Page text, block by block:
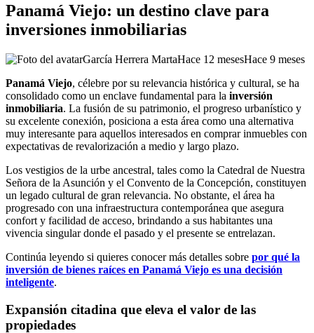
Panamá Viejo: un destino clave para
inversiones inmobiliarias
García Herrera MartaHace 12 mesesHace 9 meses
Panamá Viejo, célebre por su relevancia histórica y cultural, se ha
consolidado como un enclave fundamental para la inversión
inmobiliaria. La fusión de su patrimonio, el progreso urbanístico y
su excelente conexión, posiciona a esta área como una alternativa
muy interesante para aquellos interesados en comprar inmuebles con
expectativas de revalorización a medio y largo plazo.
Los vestigios de la urbe ancestral, tales como la Catedral de Nuestra
Señora de la Asunción y el Convento de la Concepción, constituyen
un legado cultural de gran relevancia. No obstante, el área ha
progresado con una infraestructura contemporánea que asegura
confort y facilidad de acceso, brindando a sus habitantes una
vivencia singular donde el pasado y el presente se entrelazan.
Continúa leyendo si quieres conocer más detalles sobre por qué la
inversión de bienes raíces en Panamá Viejo es una decisión
inteligente.
Expansión citadina que eleva el valor de las
propiedades